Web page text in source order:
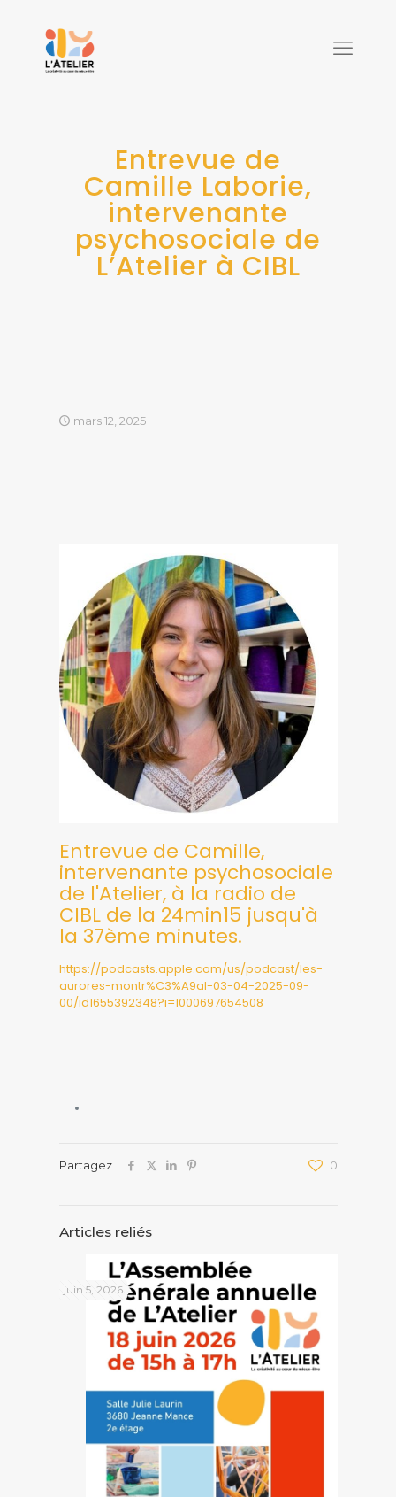
Entrevue de
Camille Laborie,
intervenante
psychosociale de
L’Atelier à CIBL
mars 12, 2025
Entrevue de Camille,
intervenante psychosociale
de l'Atelier, à la radio de
CIBL de la 24min15 jusqu'à
la 37ème minutes.
https://podcasts.apple.com/us/podcast/les-
aurores-montr%C3%A9al-03-04-2025-09-
00/id1655392348?i=1000697654508
Partagez 0
Articles reliés
juin 5, 2026